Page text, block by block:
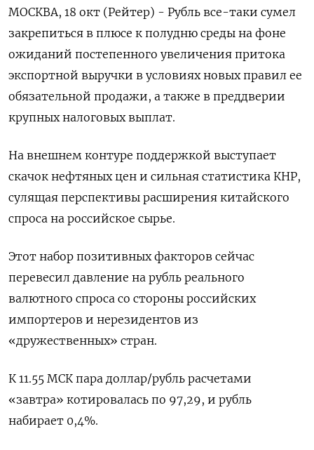
МОСКВА, 18 окт (Рейтер) - Рубль все-таки сумел
закрепиться в плюсе к полудню среды на фоне
ожиданий постепенного увеличения притока
экспортной выручки в условиях новых правил ее
обязательной продажи, а также в преддверии
крупных налоговых выплат.
На внешнем контуре поддержкой выступает
скачок нефтяных цен и сильная статистика КНР,
сулящая перспективы расширения китайского
спроса на российское сырье.
Этот набор позитивных факторов сейчас
перевесил давление на рубль реального
валютного спроса со стороны российских
импортеров и нерезидентов из
«дружественных» стран.
К 11.55 МСК пара доллар/рубль расчетами
«завтра» котировалась по 97,29, и рубль
набирает 0,4%.